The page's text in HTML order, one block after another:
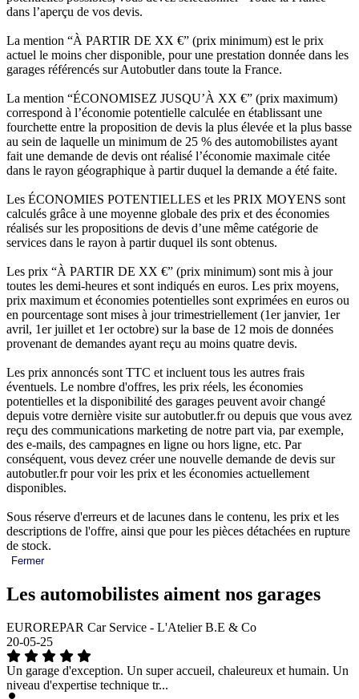
dans l’aperçu de vos devis.
La mention “À PARTIR DE XX €” (prix minimum) est le prix
actuel le moins cher disponible, pour une prestation donnée dans les
garages référencés sur Autobutler dans toute la France.
La mention “ÉCONOMISEZ JUSQU’À XX €” (prix maximum)
correspond à l’économie potentielle calculée en établissant une
fourchette entre la proposition de devis la plus élevée et la plus basse
au sein de laquelle un minimum de 25 % des automobilistes ayant
fait une demande de devis ont réalisé l’économie maximale citée
dans le rayon géographique à partir duquel la demande a été faite.
Les ÉCONOMIES POTENTIELLES et les PRIX MOYENS sont
calculés grâce à une moyenne globale des prix et des économies
réalisés sur les propositions de devis d’une même catégorie de
services dans le rayon à partir duquel ils sont obtenus.
Les prix “À PARTIR DE XX €” (prix minimum) sont mis à jour
toutes les demi-heures et sont indiqués en euros. Les prix moyens,
prix maximum et économies potentielles sont exprimées en euros ou
en pourcentage sont mises à jour trimestriellement (1er janvier, 1er
avril, 1er juillet et 1er octobre) sur la base de 12 mois de données
provenant de demandes ayant reçu au moins quatre devis.
Les prix annoncés sont TTC et incluent tous les autres frais
éventuels. Le nombre d'offres, les prix réels, les économies
potentielles et la disponibilité des garages peuvent avoir changé
depuis votre dernière visite sur autobutler.fr ou depuis que vous avez
reçu des communications marketing de notre part via, par exemple,
des e-mails, des campagnes en ligne ou hors ligne, etc. Par
conséquent, vous devez créer une nouvelle demande de devis sur
autobutler.fr pour voir les prix et les économies actuellement
disponibles.
Sous réserve d'erreurs et de lacunes dans le contenu, les prix et les
descriptions de l'offre, ainsi que pour les pièces détachées en rupture
de stock.
Fermer
Les automobilistes aiment nos garages
EUROREPAR Car Service - L'Atelier B.E & Co
20-05-25
Un garage d'exception. Un super accueil, chaleureux et humain. Un
niveau d'expertise technique tr...